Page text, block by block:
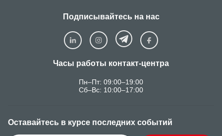
Подписывайтесь на нас
Часы работы контакт-центра
Пн–Пт: 09:00–19:00
Сб–Вс: 10:00–17:00
Оставайтесь в курсе последних событий